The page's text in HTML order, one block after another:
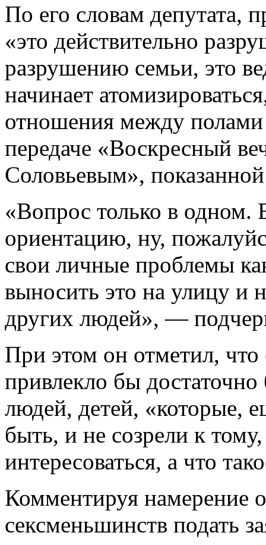
По его словам депутата,
«это действительно
разрушению семьи, это
начинает
отношения между
передаче «Воскресный
Соловьевым»,
«Вопрос только в одном.
ориентацию, ну,
свои личные проблемы
выносить это на улицу и
других людей», —
При этом он отметил,
привлекло бы
людей, детей, «которые,
быть, и не созрели к
интересоваться, а что
Комментируя намерение
сексменьшинств подать